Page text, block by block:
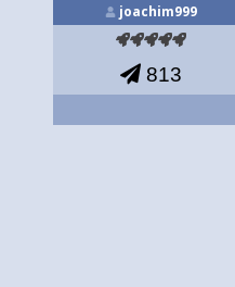
joachim999
813